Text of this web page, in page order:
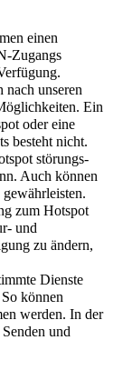
einen
Zugangs
nach unseren
Ein
oder eine
besteht nicht.
störungs-
Auch können
zum Hotspot
und
zu ändern,
Dienste
können
werden. In der
und